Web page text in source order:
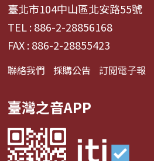
臺北市104中山區北安路55號
TEL : 886-2-28856168
FAX : 886-2-28855423
聯絡我們 採購公告 訂閱電子報
臺灣之音APP